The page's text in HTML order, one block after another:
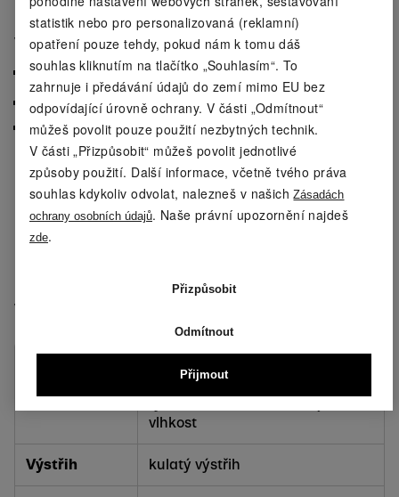
Vlastnosti
Rychleschnoucí a odvádějící vlhkost
Skvěle padne a drží tvar díky značce LYCRA
Obsahuje 92 % recyklovaného polyesteru s
certifikací GRS
Rychleschnoucí
Vlastnosti produktu
vlhkost
Výstřih kulatý výstřih
statistik nebo pro personalizovaná (reklamní)
opatření pouze tehdy, pokud nám k tomu dáš
souhlas kliknutím na tlačítko „Souhlasím“. To
zahrnuje i předávání údajů do zemí mimo EU bez
odpovídající úrovně ochrany. V části „Odmítnout“
můžeš povolit pouze použití nezbytných technik.
V části „Přizpůsobit“ můžeš povolit jednotlivé
způsoby použití. Další informace, včetně tvého práva
souhlas kdykoliv odvolat, nalezneš v našichZásadách
ochrany osobních údajů. Naše právní upozornění najdeš
zde.
Přizpůsobit
Odmítnout
Přijmout